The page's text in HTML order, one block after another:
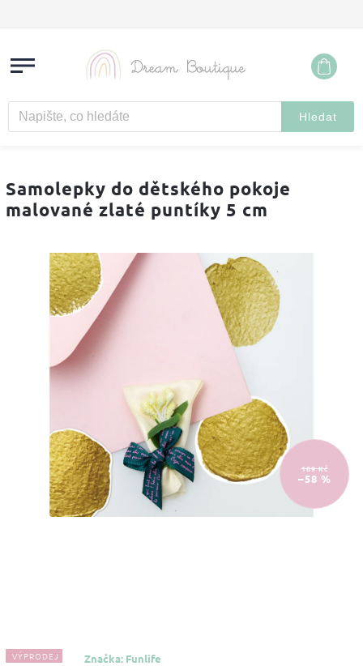
Hledat
Samolepky do dětského pokoje
malované zlaté puntíky 5 cm
189 Kč
–58 %
VÝPRODEJ Značka: Funlife